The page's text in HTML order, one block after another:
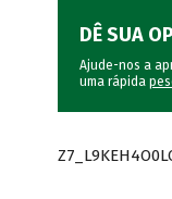
DÊ SUA
Ajude-nos a
uma rápida